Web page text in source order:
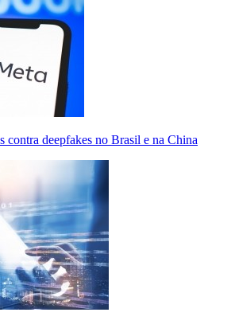
contra deepfakes no Brasil e na China